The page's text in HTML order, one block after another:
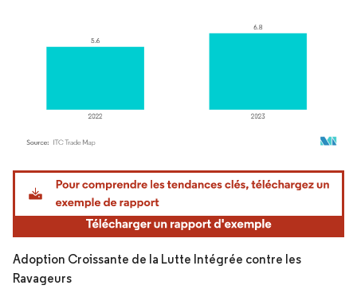
Image © Mordor Intelligence. La réutilisation nécessite une attribution sous CC BY
Adoption Croissante de la Lutte Intégrée contre les
Ravageurs